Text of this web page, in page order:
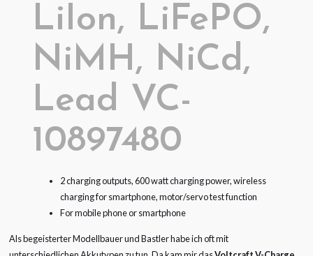
LiIon, LiFePO,
NiMH, NiCd,
Lead VC-
10897480
2 charging outputs, 600 watt charging power, wireless
charging for smartphone, motor/servo test function
For mobile phone or smartphone
Als begeisterter Modellbauer und Bastler habe ich oft mit